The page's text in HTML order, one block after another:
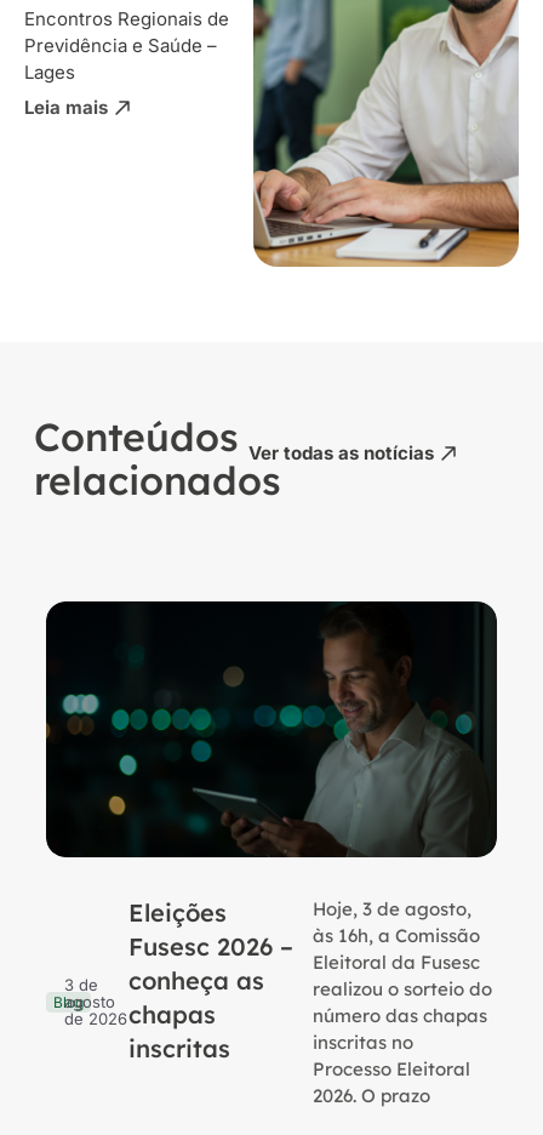
Encontros Regionais de
Previdência e Saúde –
Lages
Leia mais
Conteúdos
relacionados
Ver todas as notícias
Blog
3 de
agosto
de 2026
Eleições
Fusesc 2026 –
conheça as
chapas
inscritas
Hoje, 3 de agosto,
às 16h, a Comissão
Eleitoral da Fusesc
realizou o sorteio do
número das chapas
inscritas no
Processo Eleitoral
2026. O prazo